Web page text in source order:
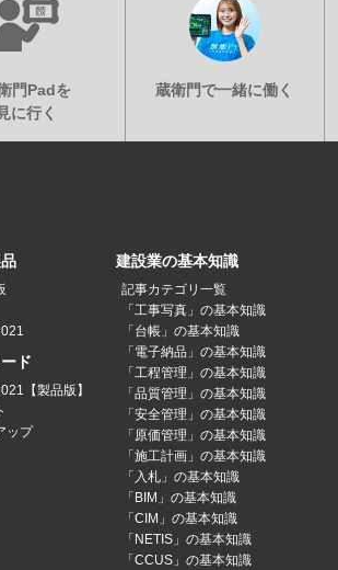
門Padを
見に行く
ド
【製品版】
ップ
建設業の基本知識
記事カテゴリ一覧
「工事写真」の基本知識
「台帳」の基本知識
「電子納品」の基本知識
「工程管理」の基本知識
「品質管理」の基本知識
「安全管理」の基本知識
「原価管理」の基本知識
「施工計画」の基本知識
「入札」の基本知識
「BIM」の基本知識
「CIM」の基本知識
「NETIS」の基本知識
「CCUS」の基本知識